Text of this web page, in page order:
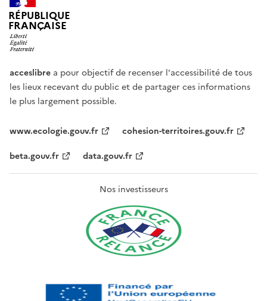
RÉPUBLIQUE
FRANÇAISE
acceslibre a pour objectif de recenser l'accessibilité de tous
les lieux recevant du public et de partager ces informations
le plus largement possible.
www.ecologie.gouv.fr
cohesion-territoires.gouv.fr
beta.gouv.fr
data.gouv.fr
Nos investisseurs